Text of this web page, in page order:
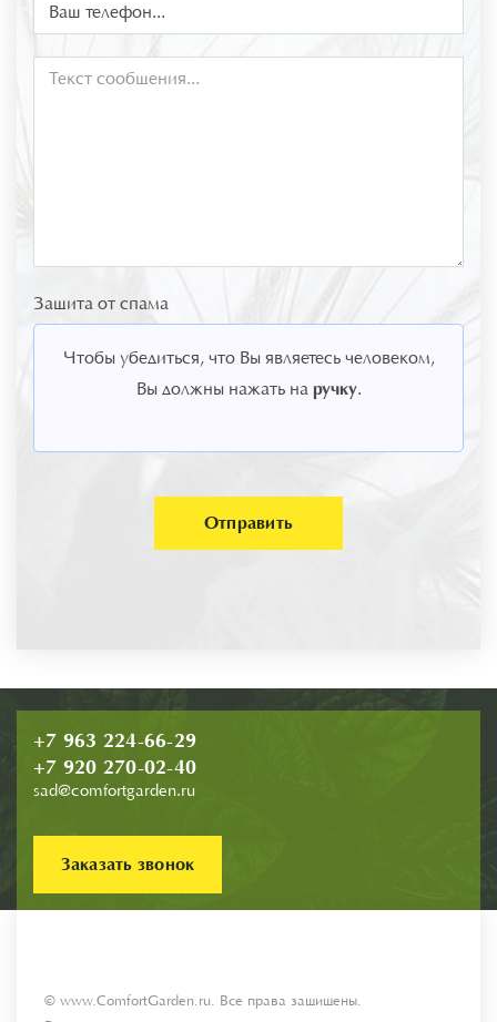
Защита от спама
Чтобы убедиться, что Вы являетесь человеком,
Вы должны нажать на ручку.
Отправить
+7 963 224-66-29
+7 920 270-02-40
sad@comfortgarden.ru
Заказать звонок
© www.ComfortGarden.ru. Все права защищены.